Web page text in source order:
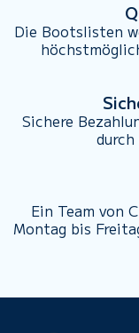
Die Bootslisten
Sichere
Ein Team von
Montag bis